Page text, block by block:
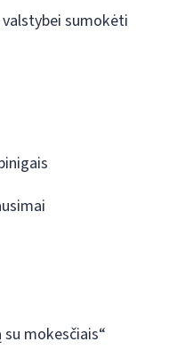
sumokėti
mokesčiais“